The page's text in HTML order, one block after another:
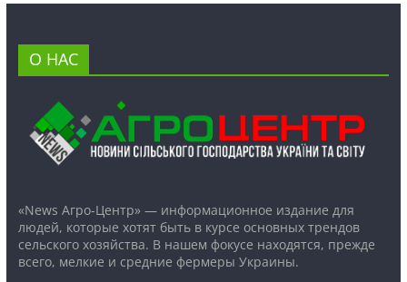
О НАС
«News Агро-Центр» — информационное издание для
людей, которые хотят быть в курсе основных трендов
сельского хозяйства. В нашем фокусе находятся, прежде
всего, мелкие и средние фермеры Украины.